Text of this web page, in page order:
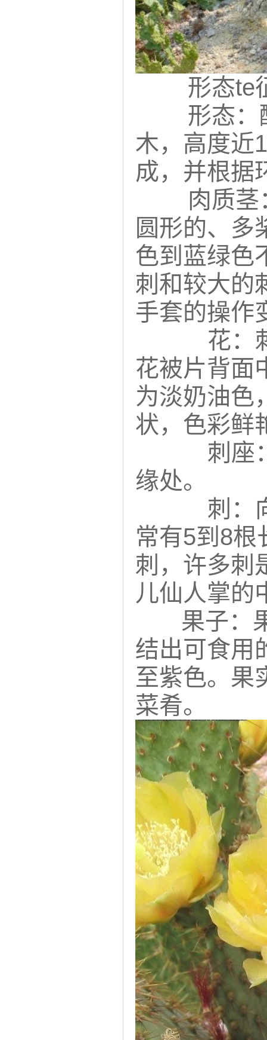
形态te
形态：
木，高度近
成，并根据
肉质茎：
圆形的、多
色到蓝绿色
刺和较大的
手套的操作
花：
花被片背面
为淡奶油色
状，色彩鲜
刺座
缘处。
刺：
常有5到8根
刺，许多刺
儿仙人掌的
果子：果
结出可食用
至紫色。果
菜肴。